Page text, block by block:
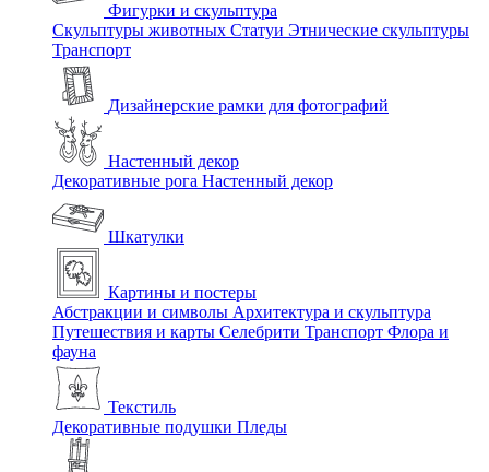
Фигурки и скульптура
Скульптуры животных Статуи Этнические скульптуры
Транспорт
Дизайнерские рамки для фотографий
Настенный декор
Декоративные рога Настенный декор
Шкатулки
Картины и постеры
Абстракции и символы Архитектура и скульптура
Путешествия и карты Селебрити Транспорт Флора и
фауна
Текстиль
Декоративные подушки Пледы